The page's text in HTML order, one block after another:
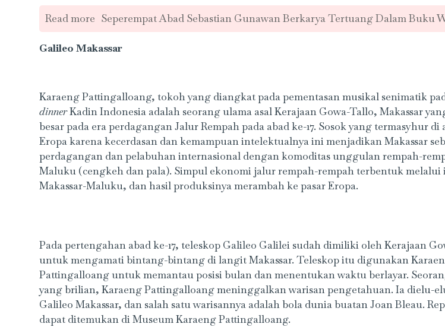
Read more Seperempat Abad Sebastian Gunawan Berkarya Tertuang Dalam Buku
Galileo Makassar
Karaeng Pattingalloang, tokoh yang diangkat pada pementasan musikal senimatik
dinnerKadin Indonesia adalah seorang ulama asal Kerajaan Gowa-Tallo, Makassar
besar pada era perdagangan Jalur Rempah pada abad ke-17. Sosok yang termasyhur
Eropa karena kecerdasan dan kemampuan intelektualnya ini menjadikan Makassar
perdagangan dan pelabuhan internasional dengan komoditas unggulan rempah-
Maluku (cengkeh dan pala). Simpul ekonomi jalur rempah-rempah terbentuk melalui
Makassar-Maluku, dan hasil produksinya merambah ke pasar Eropa.
Pada pertengahan abad ke-17, teleskop Galileo Galilei sudah dimiliki oleh Kerajaan
untuk mengamati bintang-bintang di langit Makassar. Teleskop itu digunakan
Pattingalloang untuk memantau posisi bulan dan menentukan waktu berlayar.
yang brilian, Karaeng Pattingalloang meninggalkan warisan pengetahuan. Ia dielu-
Galileo Makassar, dan salah satu warisannya adalah bola dunia buatan Joan Bleau.
dapat ditemukan di Museum Karaeng Pattingalloang.